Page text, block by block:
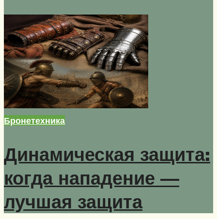
Бронетехника
Динамическая защита:
когда нападение —
лучшая защита